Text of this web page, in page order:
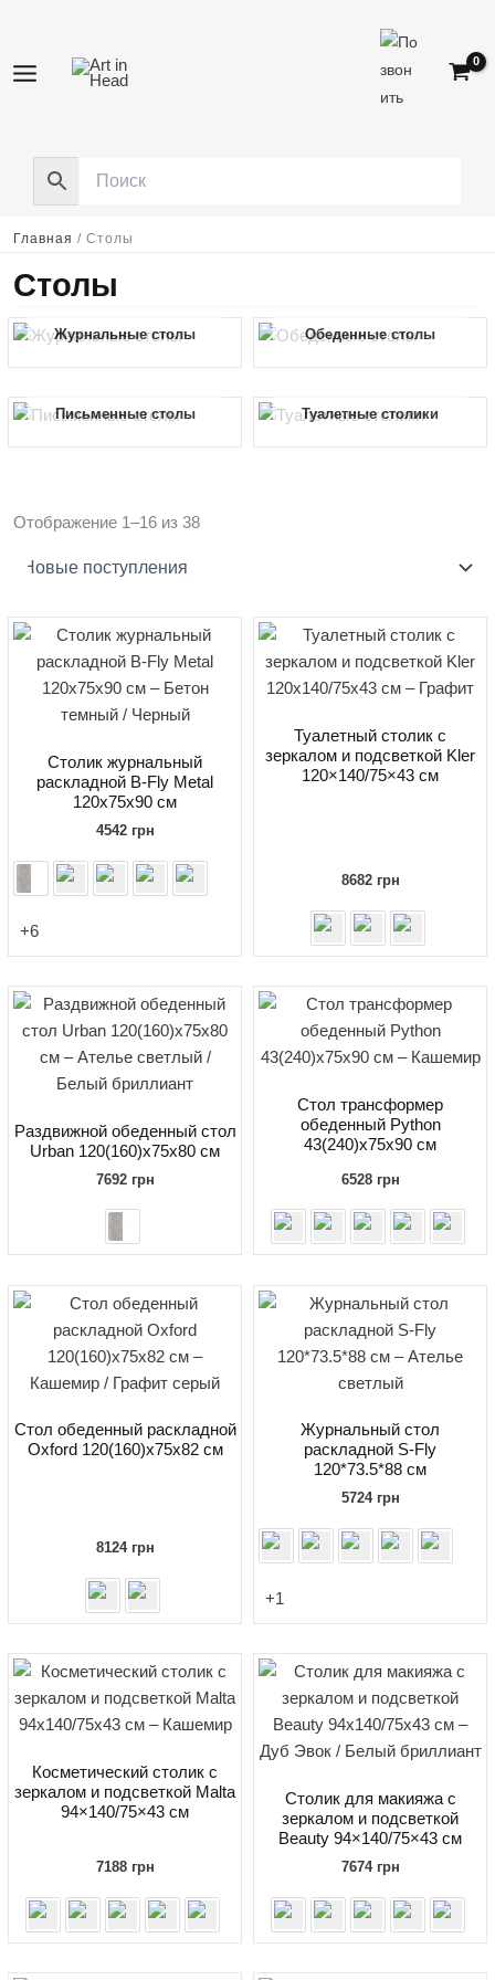
содержимому
Главная / Столы
Столы
Журнальные столы Обеденные столы
Письменные столы Туалетные столики
Отображение 1–16 из 38Сортировка:
Столик журнальный
раскладной B-Fly Metal
120x75x90 см
4542 грн
+6
Туалетный столик с
зеркалом и подсветкой Kler
120×140/75×43 см
8682 грн
Раздвижной обеденный стол
Urban 120(160)x75x80 см
7692 грн
Стол трансформер
обеденный Python
43(240)x75x90 см
6528 грн
Стол обеденный раскладной
Oxford 120(160)x75x82 см
8124 грн
Журнальный стол
раскладной S-Fly
120*73.5*88 см
5724 грн
+1
Косметический столик с
зеркалом и подсветкой Malta
94×140/75×43 см
7188 грн
Столик для макияжа с
зеркалом и подсветкой
Beauty 94×140/75×43 см
7674 грн